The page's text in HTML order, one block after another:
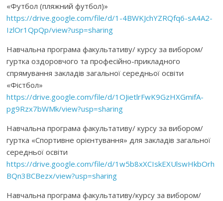
«Футбол (пляжний футбол)»
https://drive.google.com/file/d/1-4BWKJchYZRQfq6-sA4A2-
IzlOr1QpQp/view?usp=sharing
Навчальна програма факультативу/ курсу за вибором/
гуртка оздоровчого та професійно-прикладного
спрямування закладів загальної середньої освіти
«Фістбол»
https://drive.google.com/file/d/1OJietlrFwK9GzHXGmifA-
pg9Rzx7bWMk/view?usp=sharing
Навчальна програма факультативу/ курсу за вибором/
гуртка «Спортивне орієнтування» для закладів загальної
середньої освіти
https://drive.google.com/file/d/1w5b8xXCIskEXUlswHkbOrh
BQn3BCBezx/view?usp=sharing
Навчальна програма факультативу/курсу за вибором/